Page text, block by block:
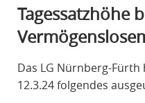
Tagessatzhöhe
Das LG Nürnberg-
12.3.24 folgendes